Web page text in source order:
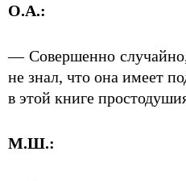
О.А.:
— Совершенно
не знал, что она имеет
в этой книге
М.Ш.: